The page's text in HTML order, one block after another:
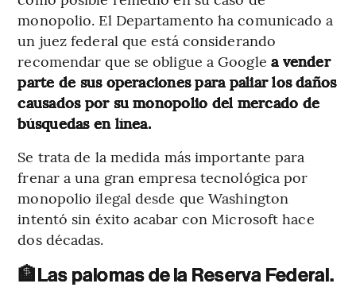
monopolio. El Departamento ha comunicado a
un juez federal que está considerando
recomendar que se obligue a Google a vender
parte de sus operaciones para paliar los daños
causados por su monopolio del mercado de
búsquedas en línea.
Se trata de la medida más importante para
frenar a una gran empresa tecnológica por
monopolio ilegal desde que Washington
intentó sin éxito acabar con Microsoft hace
dos décadas.
🏦Las palomas de la Reserva Federal.